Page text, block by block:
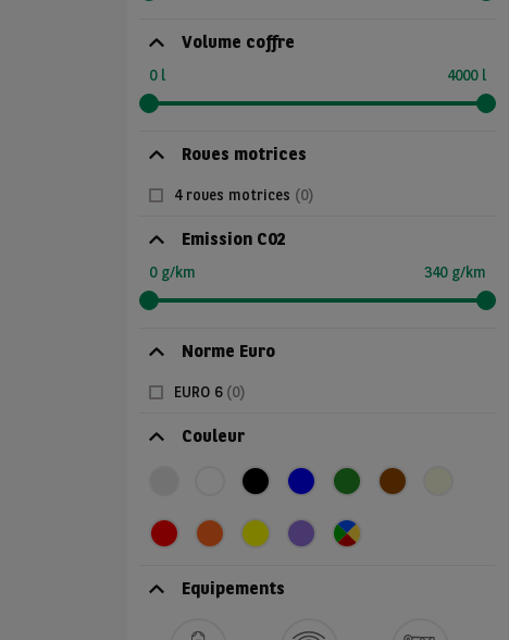
Volume coffre
0 l 4000 l
Roues motrices
4 roues motrices (0)
Emission C02
0 g/km 340 g/km
Norme Euro
EURO 6 (0)
Couleur
Equipements